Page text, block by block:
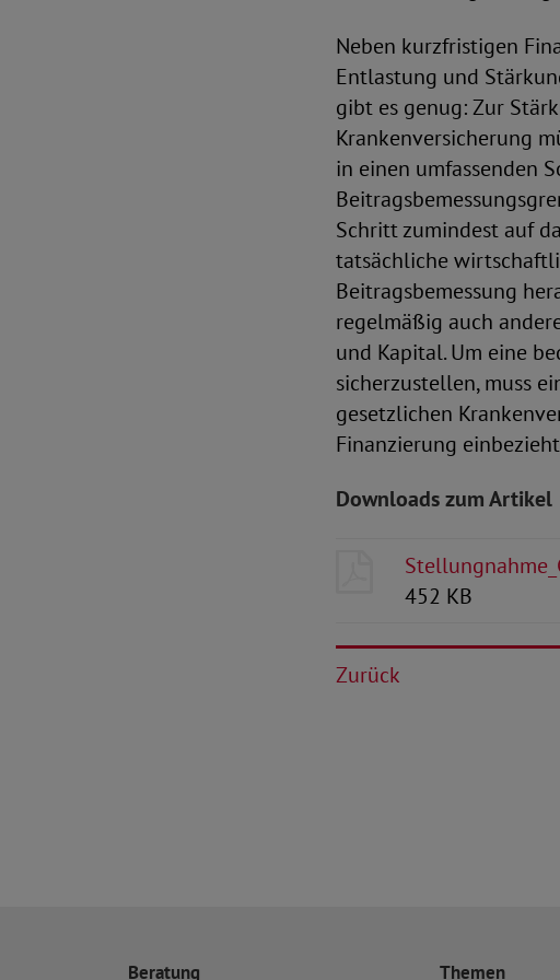
Neben kurzfristigen
Entlastung und
gibt es genug: Zur
Krankenversicherung
in einen umfassenden
Schritt zumindest auf
tatsächliche
Beitragsbemessung
regelmäßig auch
und Kapital. Um eine
sicherzustellen, muss
gesetzlichen
Finanzierung
Downloads zum Artikel
452 KB
Zurück
Beratung Themen